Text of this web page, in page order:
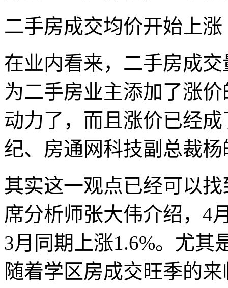
二手房成交均价开始上涨
在业内看来，二手房成
为二手房业主添加了涨
动力了，而且涨价已经
纪、房通网科技副总裁
其实这一观点已经可以
席分析师张大伟介绍，4
3月同期上涨1.6%。尤其
随着学区房成交旺季的